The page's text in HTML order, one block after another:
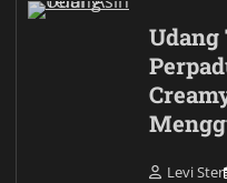
Levi Ster